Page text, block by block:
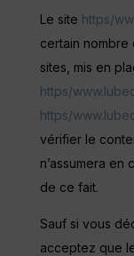
Le site https/
certain nombre
sites, mis en
https/
https/
vérifier le
n’assumera
de ce fait.
Sauf si vous
acceptez que